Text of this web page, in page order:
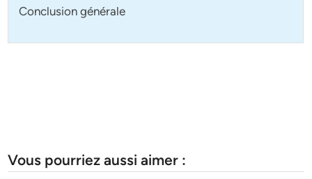
Conclusion générale
Vous pourriez aussi aimer :